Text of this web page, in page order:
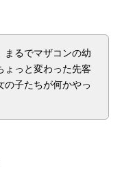
まるでマザコンの幼
ょっと変わった先客
の子たちが何かやっ